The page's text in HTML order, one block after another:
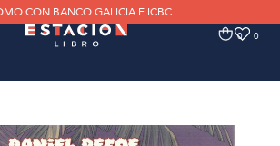
CON BANCO GALICIA E ICBC
0 0